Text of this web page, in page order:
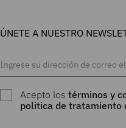
ÚNETE A NUESTRO
Acepto lostérminos y
politica de tratamiento